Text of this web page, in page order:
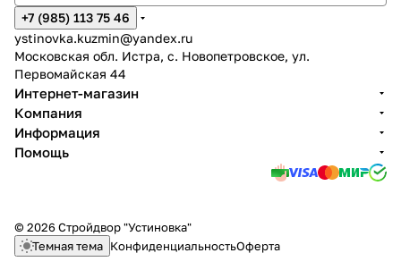
+7 (985) 113 75 46
ystinovka.kuzmin@yandex.ru
Московская обл. Истра, с. Новопетровское, ул.
Первомайская 44
Интернет-магазин
Компания
Информация
Помощь
© 2026 Стройдвор "Устиновка"
Темная тема КонфиденциальностьОферта